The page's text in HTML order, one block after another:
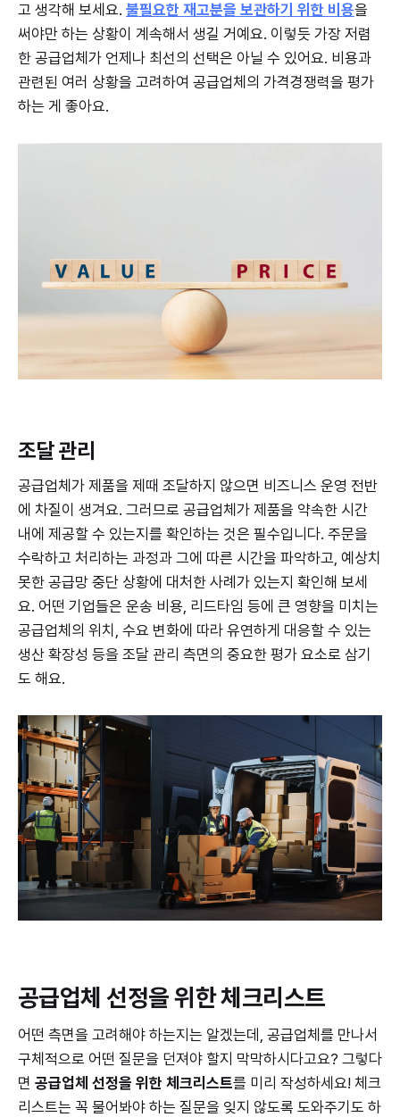
고 생각해 보세요. 불필요한 재고분을 보관하기 위한 비용을
써야만 하는 상황이 계속해서 생길 거예요. 이렇듯 가장 저렴
한 공급업체가 언제나 최선의 선택은 아닐 수 있어요. 비용과
관련된 여러 상황을 고려하여 공급업체의 가격경쟁력을 평가
하는 게 좋아요.
조달 관리
공급업체가 제품을 제때 조달하지 않으면 비즈니스 운영 전반
에 차질이 생겨요. 그러므로 공급업체가 제품을 약속한 시간
내에 제공할 수 있는지를 확인하는 것은 필수입니다. 주문을
수락하고 처리하는 과정과 그에 따른 시간을 파악하고, 예상치
못한 공급망 중단 상황에 대처한 사례가 있는지 확인해 보세
요. 어떤 기업들은 운송 비용, 리드타임 등에 큰 영향을 미치는
공급업체의 위치, 수요 변화에 따라 유연하게 대응할 수 있는
생산 확장성 등을 조달 관리 측면의 중요한 평가 요소로 삼기
도 해요.
공급업체 선정을 위한 체크리스트
어떤 측면을 고려해야 하는지는 알겠는데, 공급업체를 만나서
구체적으로 어떤 질문을 던져야 할지 막막하시다고요? 그렇다
면 공급업체 선정을 위한 체크리스트를 미리 작성하세요! 체크
리스트는 꼭 물어봐야 하는 질문을 잊지 않도록 도와주기도 하